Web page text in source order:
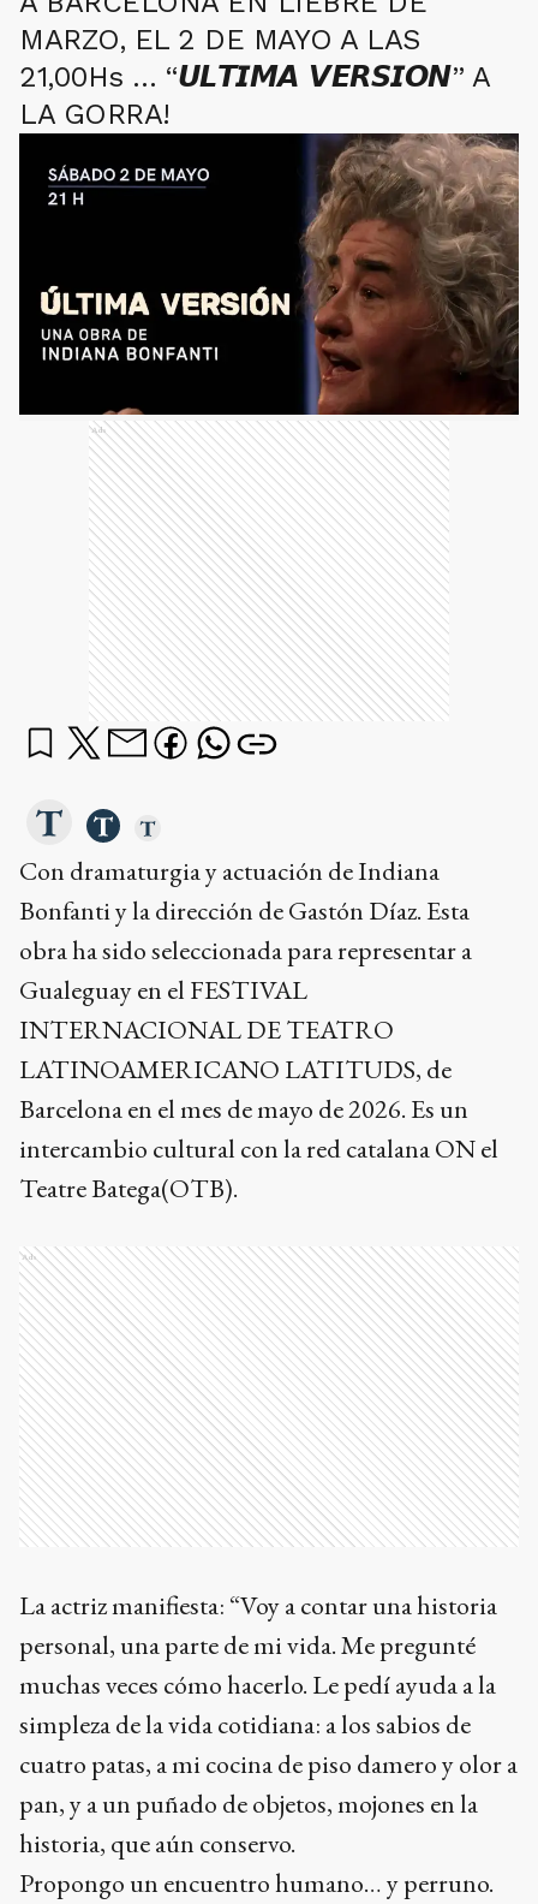
MARZO, EL 2 DE MAYO A LAS
21,00Hs … “𝙐𝙇𝙏𝙄𝙈𝘼 𝙑𝙀𝙍𝙎𝙄𝙊𝙉” A
LA GORRA!
Ads
Con dramaturgia y actuación de Indiana
Bonfanti y la dirección de Gastón Díaz. Esta
obra ha sido seleccionada para representar a
Gualeguay en el FESTIVAL
INTERNACIONAL DE TEATRO
LATINOAMERICANO LATITUDS, de
Barcelona en el mes de mayo de 2026. Es un
intercambio cultural con la red catalana ON el
Teatre Batega(OTB).
Ads
La actriz manifiesta: “Voy a contar una historia
personal, una parte de mi vida. Me pregunté
muchas veces cómo hacerlo. Le pedí ayuda a la
simpleza de la vida cotidiana: a los sabios de
cuatro patas, a mi cocina de piso damero y olor a
pan, y a un puñado de objetos, mojones en la
historia, que aún conservo.
Propongo un encuentro humano… y perruno.